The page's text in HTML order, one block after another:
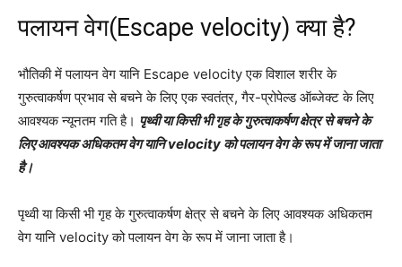
पलायन वेग(Escape velocity) क्या है?
भौतिकी में पलायन वेग यानि Escape velocity एक विशाल शरीर के
गुरुत्वाकर्षण प्रभाव से बचने के लिए एक स्वतंत्र, गैर-प्रोपेल्ड ऑब्जेक्ट के लिए
आवश्यक न्यूनतम गति है। पृथ्वी या किसी भी गृह के गुरुत्वाकर्षण क्षेत्र से बचने के
लिए आवश्यक अधिकतम वेग यानि velocity को पलायन वेग के रूप में जाना जाता
है।
पृथ्वी या किसी भी गृह के गुरुत्वाकर्षण क्षेत्र से बचने के लिए आवश्यक अधिकतम
वेग यानि velocity को पलायन वेग के रूप में जाना जाता है।